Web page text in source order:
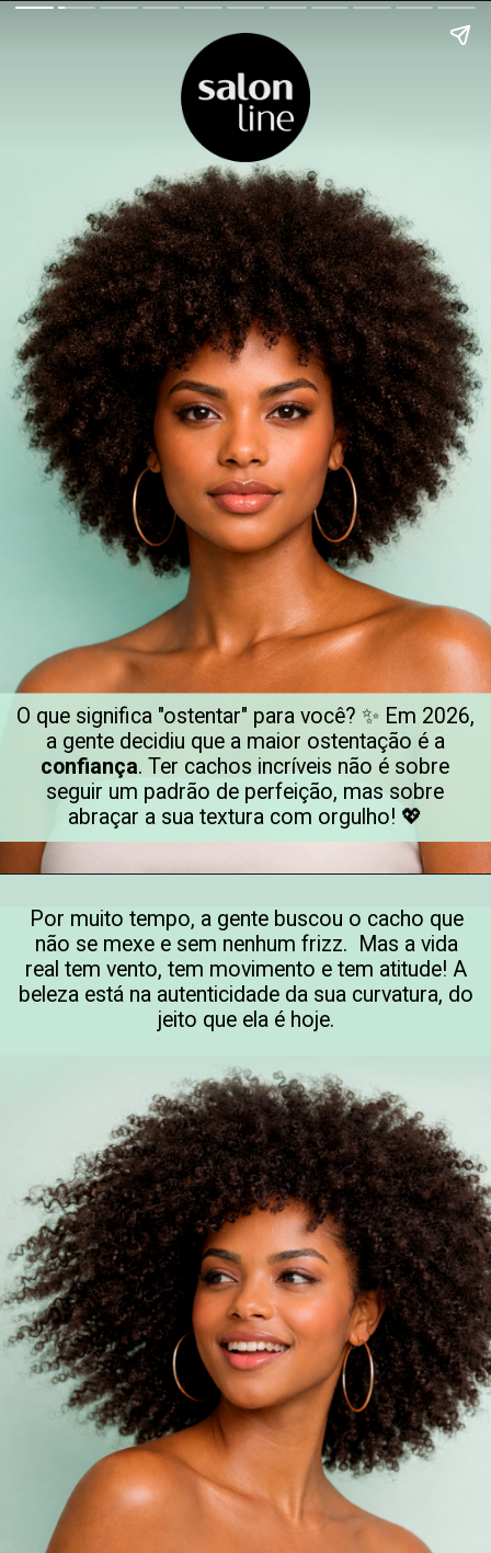
O que significa "ostentar" para você? ✨ Em 2026,
a gente decidiu que a maior ostentação é a
confiança. Ter cachos incríveis não é sobre
seguir um padrão de perfeição, mas sobre
abraçar a sua textura com orgulho! 💖
Por muito tempo, a gente buscou o cacho que
não se mexe e sem nenhum frizz. Mas a vida
real tem vento, tem movimento e tem atitude! A
beleza está na autenticidade da sua curvatura, do
jeito que ela é hoje.